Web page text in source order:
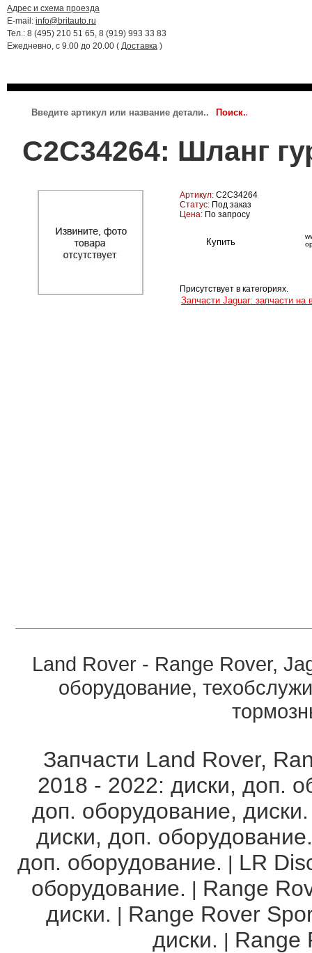
Адрес и схема проезда
E-mail: info@britauto.ru
Тел.: 8 (495) 210 51 65, 8 (919) 993 33 83
Ежедневно, с 9.00 до 20.00 ( Доставка )
C2C34264: Шланг
Артикул: C2C34264
Статус: Под заказ
Цена: По запросу
Присутствует в категориях.
Запчасти Jaguar: запчасти
Land Rover - Range Rover,
оборудование,
Запчасти Land Rover,
2018 - 2022: диски, доп.
доп. оборудование, диски.
диски, доп. оборудование.
доп. оборудование. | LR
оборудование. | Range
диски. | Range Rover
диски. | Range